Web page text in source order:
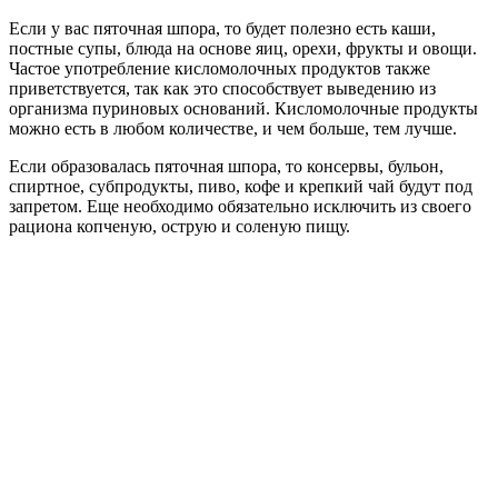
Если у вас пяточная шпора, то будет полезно есть каши,
постные супы, блюда на основе яиц, орехи, фрукты и овощи.
Частое употребление кисломолочных продуктов также
приветствуется, так как это способствует выведению из
организма пуриновых оснований. Кисломолочные продукты
можно есть в любом количестве, и чем больше, тем лучше.
Если образовалась пяточная шпора, то консервы, бульон,
спиртное, субпродукты, пиво, кофе и крепкий чай будут под
запретом. Еще необходимо обязательно исключить из своего
рациона копченую, острую и соленую пищу.